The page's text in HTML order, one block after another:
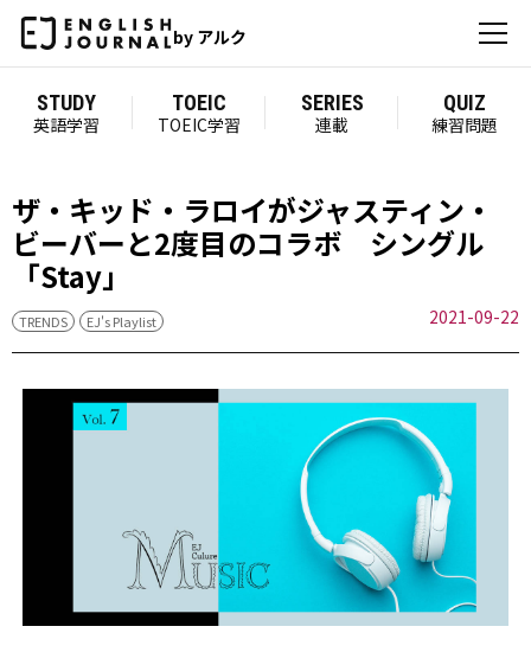
by アルク
STUDY
英語学習
TOEIC
TOEIC学習
SERIES
連載
QUIZ
練習問題
ザ・キッド・ラロイがジャスティン・
ビーバーと2度目のコラボ シングル
「Stay」
TRENDS EJ's Playlist 2021-09-22